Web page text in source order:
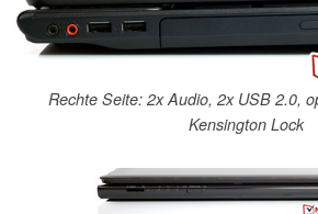
Rechte Seite: 2x Audio, 2x USB 2.0,
Kensington Lock